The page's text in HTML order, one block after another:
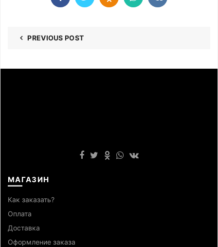
PREVIOUS POST
МАГАЗИН
Как заказать?
Оплата
Доставка
Оформление заказа